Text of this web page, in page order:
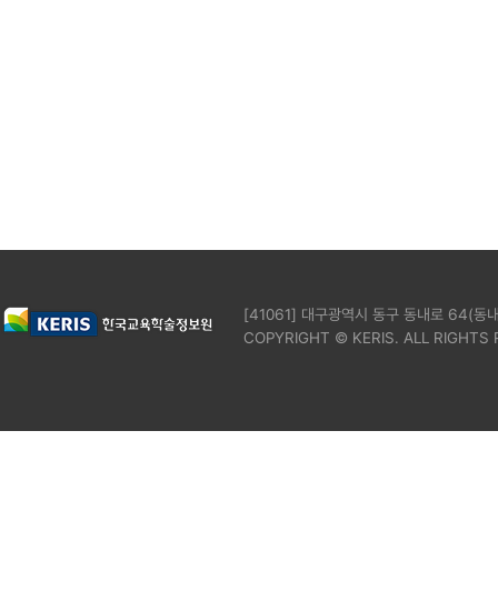
[41061] 대구광역시 동구 동내로 64(동
COPYRIGHT © KERIS. ALL RIGHTS